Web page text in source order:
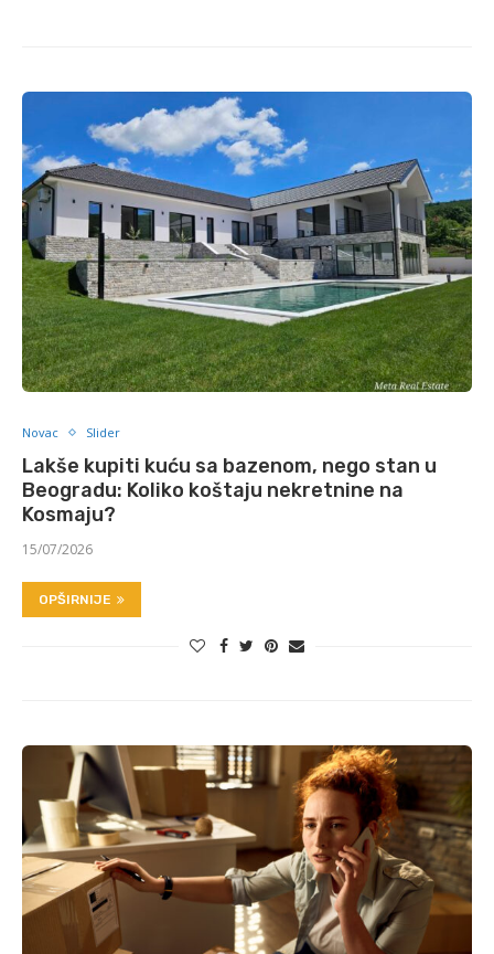
Novac Slider
Lakše kupiti kuću sa bazenom, nego stan u
Beogradu: Koliko koštaju nekretnine na
Kosmaju?
15/07/2026
OPŠIRNIJE